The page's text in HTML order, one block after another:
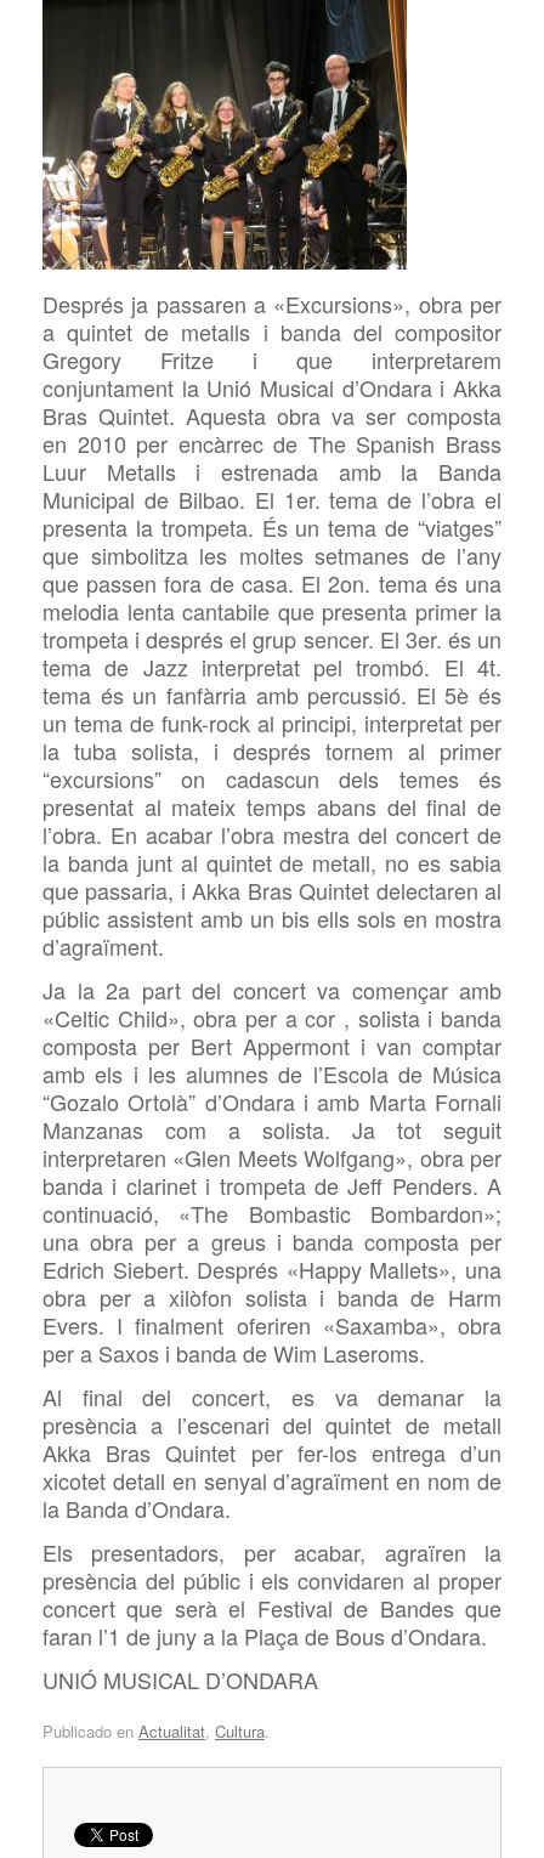
Després ja passaren a «Excursions», obra per
a quintet de metalls i banda del compositor
Gregory Fritze i que interpretarem
conjuntament la Unió Musical d’Ondara i Akka
Bras Quintet. Aquesta obra va ser composta
en 2010 per encàrrec de The Spanish Brass
Luur Metalls i estrenada amb la Banda
Municipal de Bilbao. El 1er. tema de l’obra el
presenta la trompeta. És un tema de “viatges”
que simbolitza les moltes setmanes de l’any
que passenfora de casa. El 2on. tema és una
melodia lenta cantabile que presenta primer la
trompeta i després el grup sencer. El 3er. és un
tema de Jazz interpretat pel trombó. El 4t.
tema és un fanfàrria amb percussió. El 5è és
un tema de funk-rock al principi, interpretat per
la tuba solista, i després tornem al primer
“excursions” on cadascun dels temes és
presentat al mateix temps abans del final de
l’obra. En acabar l’obra mestra del concert de
la banda junt al quintet de metall, no es sabia
que passaria, i Akka Bras Quintet delectaren al
públic assistent amb un bis ells sols en mostra
d’agraïment.
Ja la 2a part del concert va començar amb
«Celtic Child», obra per a cor , solista i banda
composta per Bert Appermont i van comptar
amb els i les alumnes de l’Escola de Música
“Gozalo Ortolà” d’Ondara i amb Marta Fornali
Manzanas com a solista. Ja tot seguit
interpretaren «Glen Meets Wolfgang», obra per
banda i clarinet i trompeta de Jeff Penders. A
continuació, «The Bombastic Bombardon»;
una obra per a greus i banda composta per
Edrich Siebert. Després «Happy Mallets», una
obra per a xilòfon solista i banda de Harm
Evers. I finalment oferiren «Saxamba», obra
per a Saxos i banda de Wim Laseroms.
Al final del concert, es va demanar la
presència a l’escenari del quintet de metall
Akka Bras Quintet per fer-los entrega d’un
xicotet detall en senyal d’agraïment en nom de
la Banda d’Ondara.
Els presentadors, per acabar, agraïren la
presència del públic i els convidaren al proper
concert que serà el Festival de Bandes que
faran l’1 de juny a la Plaça de Bous d’Ondara.
UNIÓ MUSICAL D’ONDARA
Publicado en Actualitat, Cultura.